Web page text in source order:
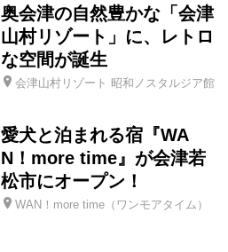
奥会津の自然豊かな「会津
山村リゾート」に、レトロ
な空間が誕生
会津山村リゾート 昭和ノスタルジア館
愛犬と泊まれる宿『WA
N！more time』が会津若
松市にオープン！
WAN！more time（ワンモアタイム）